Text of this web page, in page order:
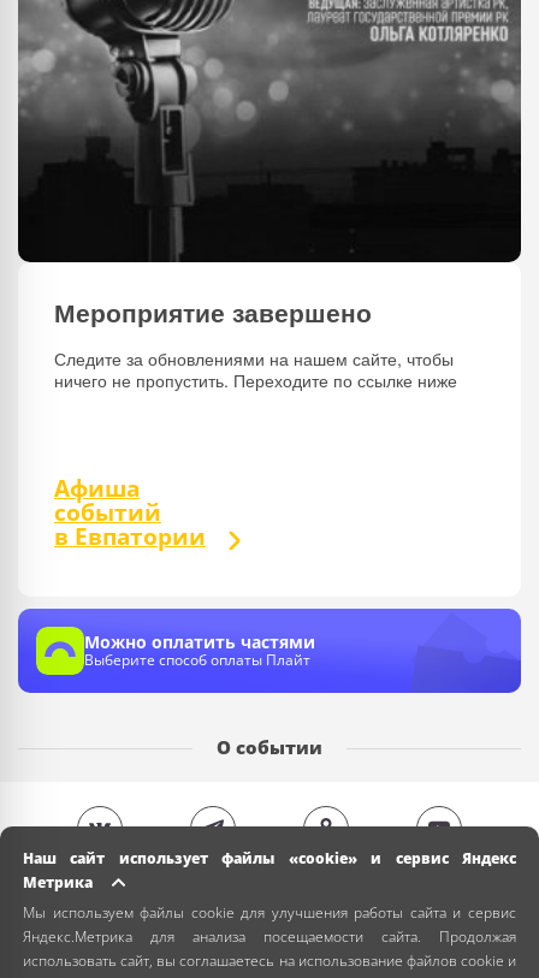
Мероприятие завершено
Следите за обновлениями на нашем сайте, чтобы
ничего не пропустить. Переходите по ссылке ниже
Афиша
событий
в Евпатории
Можно оплатить частями
Выберите способ оплаты Плайт
О событии
Наш сайт использует файлы «cookie» и сервис Яндекс
Метрика
Мы используем файлы cookie для улучшения работы сайта и сервис
Яндекс.Метрика для анализа посещаемости сайта. Продолжая
использовать сайт, вы соглашаетесь на использование файлов cookie и